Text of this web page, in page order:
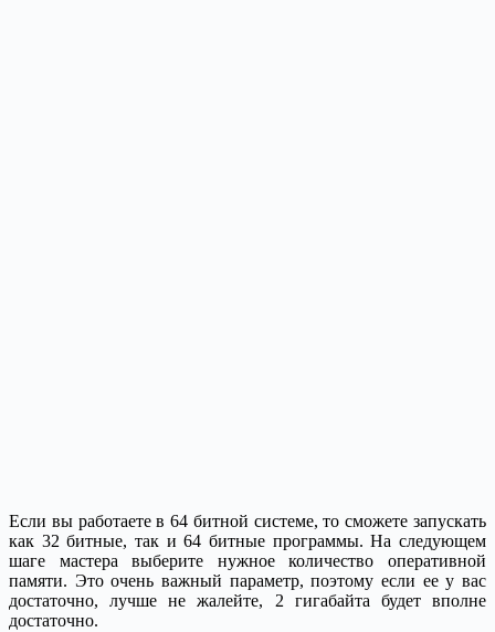
Если вы работаете в 64 битной системе, то сможете запускать
как 32 битные, так и 64 битные программы. На следующем
шаге мастера выберите нужное количество оперативной
памяти. Это очень важный параметр, поэтому если ее у вас
достаточно, лучше не жалейте, 2 гигабайта будет вполне
достаточно.